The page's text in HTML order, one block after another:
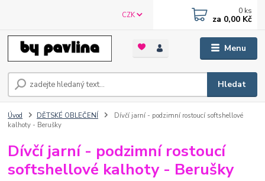
Menu
CZK
Hledat
0 ks
za 0,00 Kč
Úvod DĚTSKÉ OBLEČENÍ
Dívčí jarní - podzimní rostoucí softshellové
kalhoty - Berušky
Dívčí jarní - podzimní rostoucí
softshellové kalhoty - Berušky